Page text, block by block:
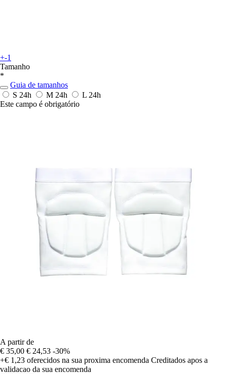
+-1
Tamanho
*
Guia de tamanhos
S 24h M 24h L 24h
Este campo é obrigatório
A partir de
€ 35,00 € 24,53 -30%
+€ 1,23 oferecidos na sua proxima encomenda Creditados apos a
validacao da sua encomenda